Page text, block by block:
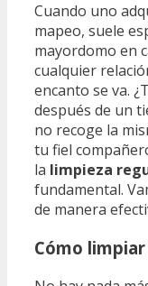
Cuando uno
mapeo, suele
mayordomo en
cualquier
encanto se va.
después de un
no recoge la
tu fiel
la limpieza
fundamental.
de manera
Cómo